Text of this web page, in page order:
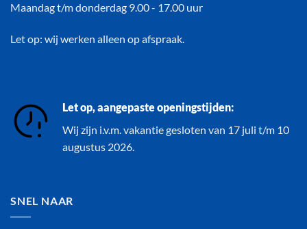
Maandag t/m donderdag 9.00 - 17.00 uur
Let op: wij werken alleen op afspraak.
Let op, aangepaste openingstijden:
Wij zijn i.v.m. vakantie gesloten van 17 juli t/m 10
augustus 2026.
SNEL NAAR